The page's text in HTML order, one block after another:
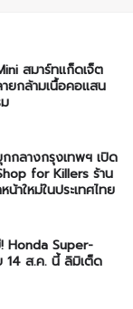
สมาร์ทแก็ดเจ็ต
กล้ามเนื้อคอแสน
กลางกรุงเทพฯ เปิด
for Killers ร้าน
าใหม่ในประเทศไทย
Honda Super-
14 ส.ค. นี้ ลิมิเต็ด